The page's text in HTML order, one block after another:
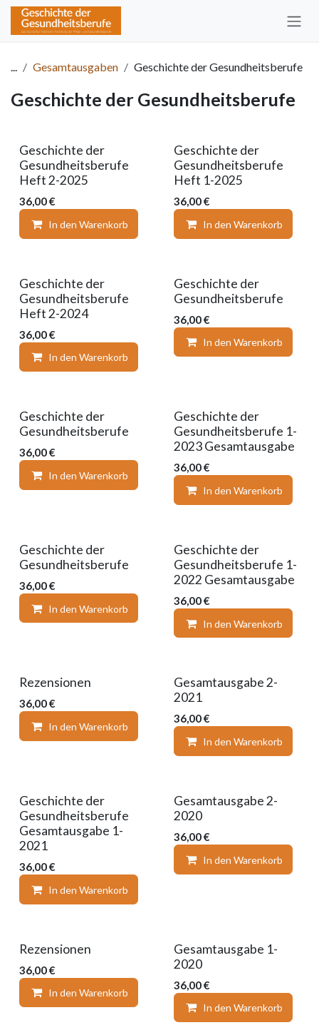
Zum Inhalt springen
... Gesamtausgaben Geschichte der Gesundheitsberufe
Geschichte der Gesundheitsberufe
Geschichte der
Gesundheitsberufe
Heft 2-2025
36,00€
In den Warenkorb Auf die Wunschliste
Geschichte der
Gesundheitsberufe
Heft 1-2025
36,00€
In den Warenkorb
Geschichte der
Gesundheitsberufe
Heft 2-2024
36,00€
In den Warenkorb Auf die Wunschliste
Geschichte der
Gesundheitsberufe
36,00€
In den Warenkorb
Geschichte der
Gesundheitsberufe
36,00€
In den Warenkorb Auf die Wunschliste
Geschichte der
Gesundheitsberufe 1-
2023 Gesamtausgabe
36,00€
In den Warenkorb
Geschichte der
Gesundheitsberufe
36,00€
In den Warenkorb Auf die Wunschliste
Geschichte der
Gesundheitsberufe 1-
2022 Gesamtausgabe
36,00€
In den Warenkorb
Rezensionen
36,00€
In den Warenkorb Auf die Wunschliste
Gesamtausgabe 2-
2021
36,00€
In den Warenkorb
Geschichte der
Gesundheitsberufe
Gesamtausgabe 1-
2021
36,00€
In den Warenkorb
Gesamtausgabe 2-
2020
36,00€
In den Warenkorb
Rezensionen
36,00€
In den Warenkorb Auf die Wunschliste
Gesamtausgabe 1-
2020
36,00€
In den Warenkorb